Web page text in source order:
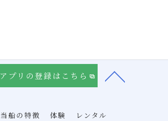
アプリの登録はこちら
当船の特徴 体験
レンタル